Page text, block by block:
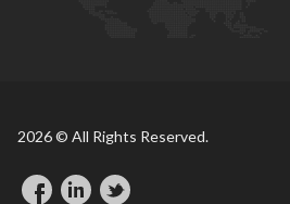
2026 © All Rights Reserved.